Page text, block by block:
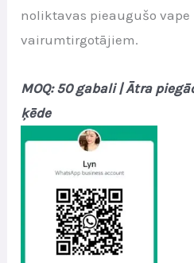
noliktavas pieaugušo
vairumtirgotājiem.
MOQ: 50 gabali | Ātra
ķēde